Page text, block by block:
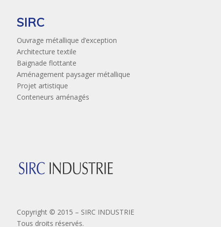
SIRC
Ouvrage métallique d’exception
Architecture textile
Baignade flottante
Aménagement paysager métallique
Projet artistique
Conteneurs aménagés
Copyright © 2015 – SIRC INDUSTRIE
Tous droits réservés.